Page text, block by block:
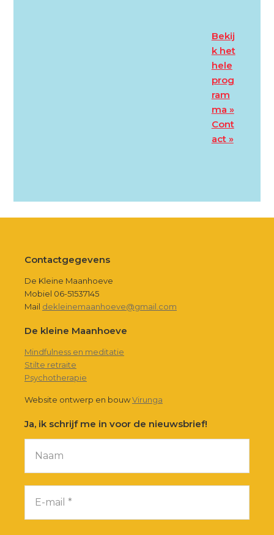
Bekij
k het
hele
prog
ram
ma »
Cont
act »
Footer
Contactgegevens
De Kleine Maanhoeve
Mobiel 06-51537145
Mail dekleinemaanhoeve@gmail.com
De kleine Maanhoeve
Mindfulness en meditatie
Stilte retraite
Psychotherapie
Website ontwerp en bouwVirunga
Ja, ik schrijf me in voor de nieuwsbrief!